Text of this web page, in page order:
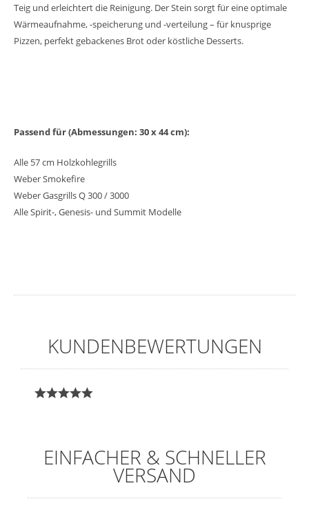
Teig und erleichtert die Reinigung. Der Stein sorgt für eine optimale
Wärmeaufnahme, -speicherung und -verteilung – für knusprige
Pizzen, perfekt gebackenes Brot oder köstliche Desserts.
Passend für (Abmessungen: 30 x 44 cm):
Alle 57 cm Holzkohlegrills
Weber Smokefire
Weber Gasgrills Q 300 / 3000
Alle Spirit-, Genesis- und Summit Modelle
KUNDENBEWERTUNGEN
EINFACHER & SCHNELLER
VERSAND